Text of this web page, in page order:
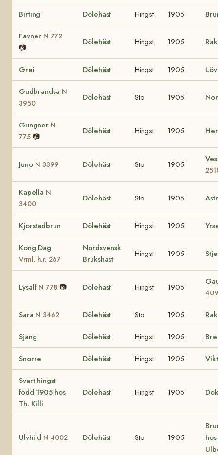
Birting Dölehäst Hingst 1905
Favner N 772
📷
Dölehäst Hingst 1905
Grei Dölehäst Hingst 1905
Gudbrandsa N
3950
Dölehäst Sto 1905
Gungner N
775 📷
Dölehäst Hingst 1905
Juno N 3399 Dölehäst Sto 1905
Kapella N
3400
Dölehäst Sto 1905
Kjorstadbrun Dölehäst Hingst 1905
Kong Dag
Vrml. h.r. 267
Nordsvensk
Brukshäst
Hingst 1905
Lysalf N 778 📷 Dölehäst Hingst 1905
409
Sara N 3462 Dölehäst Sto 1905
Sjang Dölehäst Hingst 1905
Snorre Dölehäst Hingst 1905
Svart hingst
född 1905 hos
Th. Killi
Dölehäst Hingst 1905
Ulvhild N 4002 Dölehäst Sto 1905